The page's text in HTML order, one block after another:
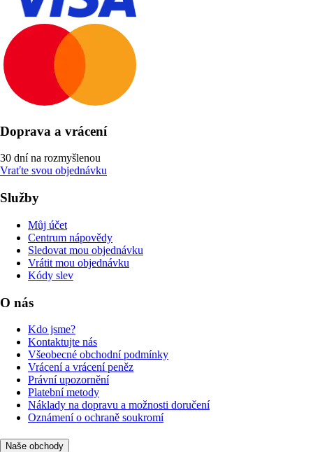
Doprava a vrácení
30 dní na rozmyšlenou
Vraťte svou objednávku
Služby
Můj účet
Centrum nápovědy
Sledovat mou objednávku
Vrátit mou objednávku
Kódy slev
O nás
Kdo jsme?
Kontaktujte nás
Všeobecné obchodní podmínky
Vrácení a vrácení peněz
Právní upozornění
Platební metody
Náklady na dopravu a možnosti doručení
Oznámení o ochraně soukromí
Naše obchody